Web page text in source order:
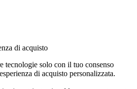
di acquisto
tecnologie solo con il tuo consenso
di acquisto personalizzata.